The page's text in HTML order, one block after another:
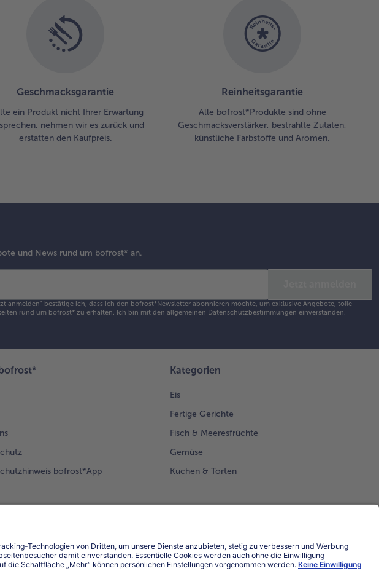
Geschmacksgarantie
ein Produkt nicht Ihrer Erwartung
nehmen wir es zurück und
erstatten den Kaufpreis.
Reinheitsgarantie
Alle bofrost*Produkte sind ohne
Geschmacksverstärker, bestrahlte Zutaten,
künstliche Farbstoffe und Aromen.
und News rund um bofrost* an.
anmelden" bestätige ich, dass ich den bofrost*Newsletter abonnieren möchte, um exklusive Angebote, tolle
rund um bofrost* zu erhalten. Ich bin mit den allgemeinen Datenschutzbestimmungen einverstanden.
bofrost*App
Kategorien
Eis
Fertige Gerichte
Fisch & Meeresfrüchte
Gemüse
Kuchen & Torten